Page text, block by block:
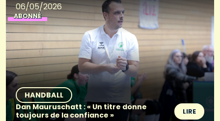
06/05/2026
ABONNÉ
HANDBALL
Dan Mauruschatt : « Un titre donne
toujours de la confiance »
LIRE